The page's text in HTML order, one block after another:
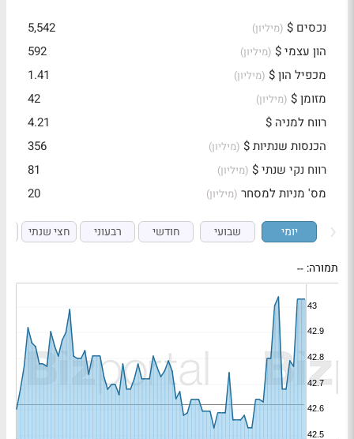
נכסים $ (מיליון)
5,542
הון עצמי $ (מיליון)
592
מכפיל הון $ (מיליון)
1.41
מזומן $ (מיליון)
42
רווח למניה $
4.21
הכנסות שנתיות $ (מיליון)
356
רווח נקי שנתי $ (מיליון)
81
מס' מניות למסחר (מיליון) 20
יומי שבועי חודשי רבעוני חצי שנתי
תמורה: --